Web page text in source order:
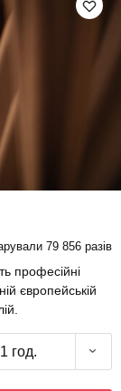
79 856 разів
професійні
європейській
1 год.